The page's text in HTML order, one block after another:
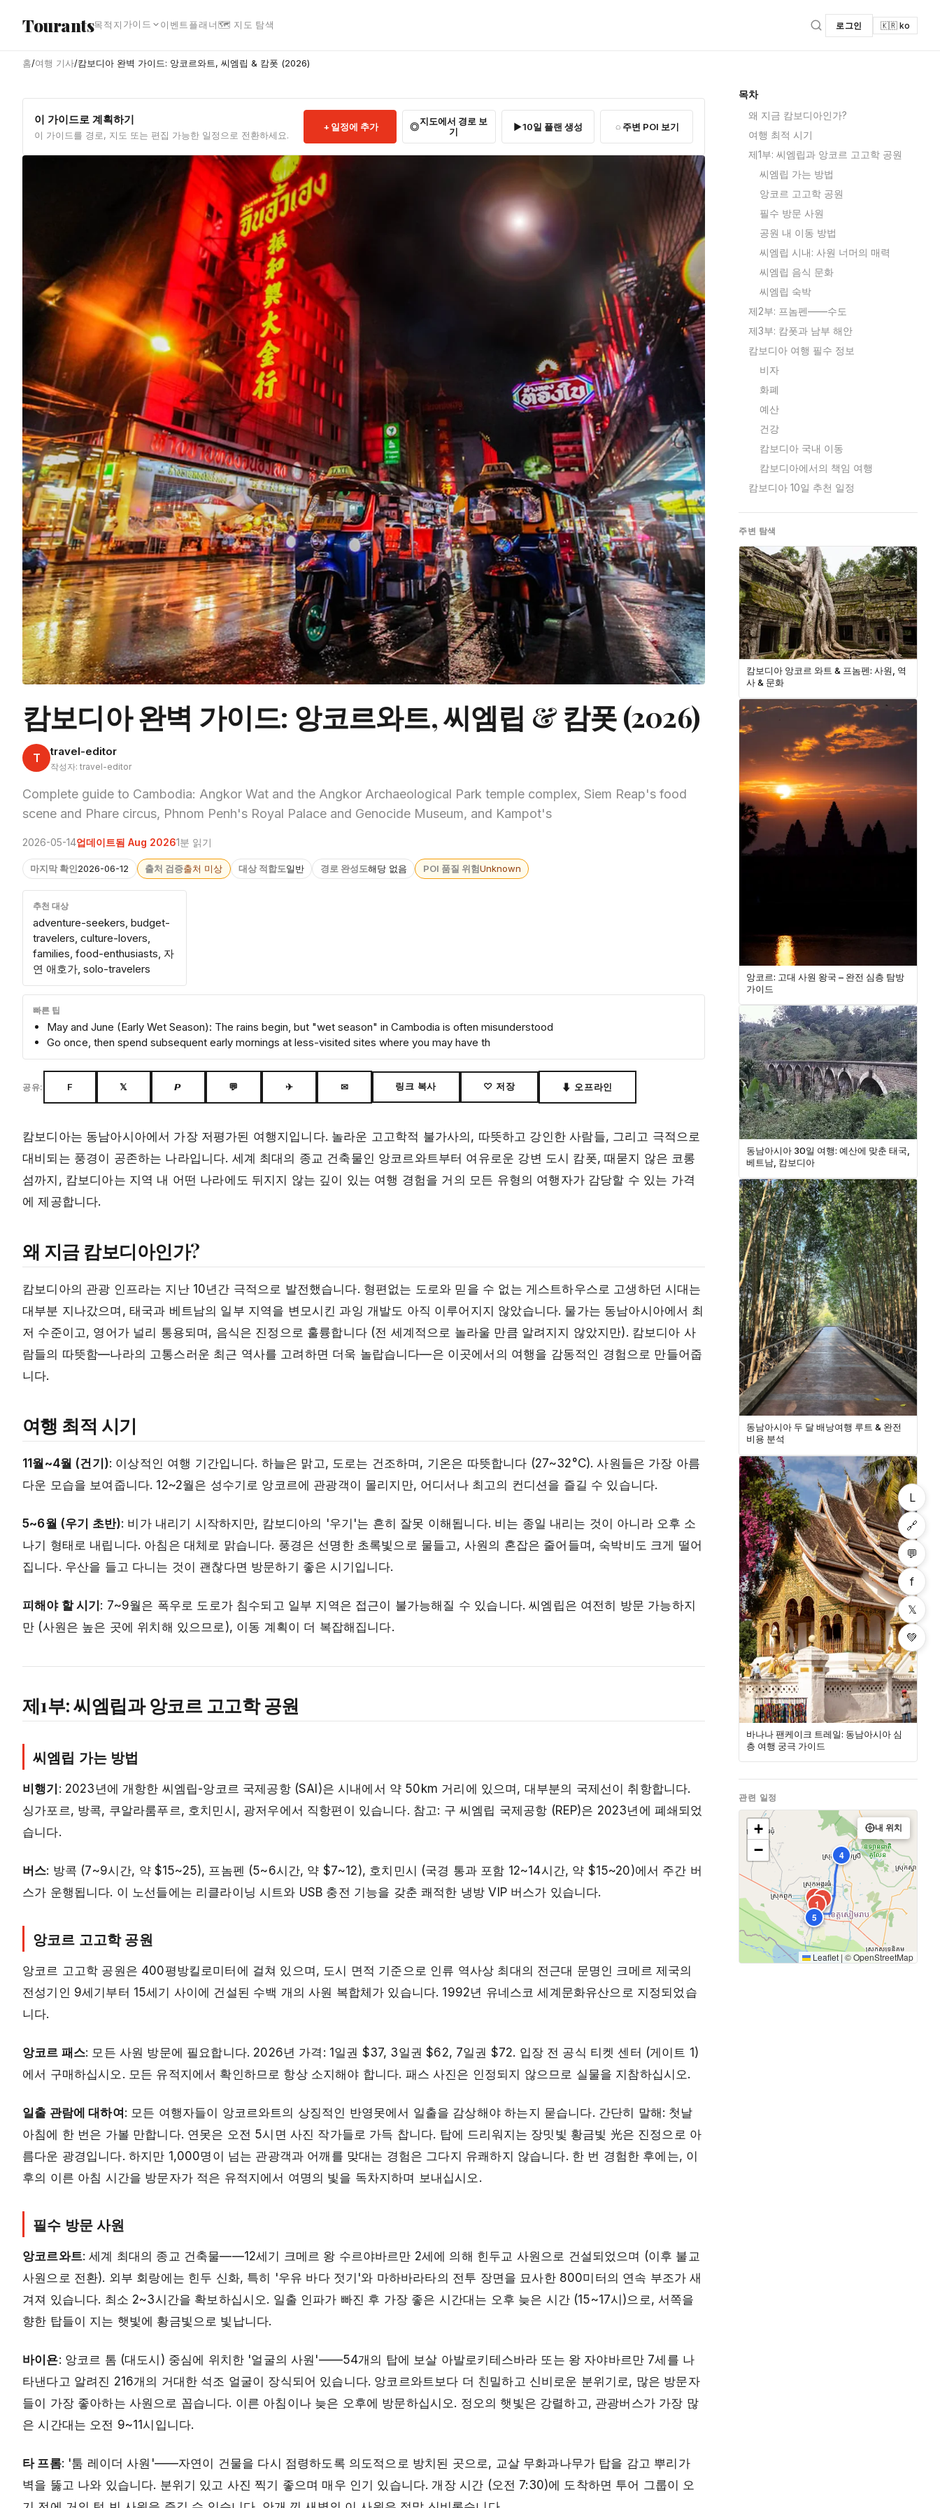
Tourants목적지 가이드 이벤트 플래너🗺 지도 탐색 로그인 🇰🇷 ko
홈/여행 기사/캄보디아 완벽 가이드: 앙코르와트, 씨엠립 & 캄폿 (2026)
이 가이드로 계획하기
이 가이드를 경로, 지도 또는 편집 가능한 일정으로 전환하세요.
일정에 추가
지도에서 경로 보
기
10일 플랜 생성 주변 POI 보기
캄보디아 완벽 가이드: 앙코르와트, 씨엠립 & 캄폿 (2026)
T travel-editor
작성자: travel-editor
Complete guide to Cambodia: Angkor Wat and the Angkor Archaeological Park temple complex, Siem Reap's food
scene and Phare circus, Phnom Penh's Royal Palace and Genocide Museum, and Kampot's
2026-05-14업데이트됨 Aug 20261분 읽기
마지막 확인2026-06-12 출처 검증출처 미상 대상 적합도일반 경로 완성도해당 없음 POI 품질 위험Unknown
추천 대상
adventure-seekers, budget-
travelers, culture-lovers,
families, food-enthusiasts, 자
연 애호가, solo-travelers
빠른 팁
May and June (Early Wet Season): The rains begin, but "wet season" in Cambodia is often misunderstood
Go once, then spend subsequent early mornings at less-visited sites where you may have th
공유: F 𝕏 𝙋 💬 ✈ ✉ 링크 복사 ♡ 저장 ⬇ 오프라인
캄보디아는 동남아시아에서 가장 저평가된 여행지입니다. 놀라운 고고학적 불가사의, 따뜻하고 강인한 사람들, 그리고 극적으로
대비되는 풍경이 공존하는 나라입니다. 세계 최대의 종교 건축물인 앙코르와트부터 여유로운 강변 도시 캄폿, 때묻지 않은 코롱
섬까지, 캄보디아는 지역 내 어떤 나라에도 뒤지지 않는 깊이 있는 여행 경험을 거의 모든 유형의 여행자가 감당할 수 있는 가격
에 제공합니다.
왜 지금 캄보디아인가?
캄보디아의 관광 인프라는 지난 10년간 극적으로 발전했습니다. 형편없는 도로와 믿을 수 없는 게스트하우스로 고생하던 시대는
대부분 지나갔으며, 태국과 베트남의 일부 지역을 변모시킨 과잉 개발도 아직 이루어지지 않았습니다. 물가는 동남아시아에서 최
저 수준이고, 영어가 널리 통용되며, 음식은 진정으로 훌륭합니다 (전 세계적으로 놀라울 만큼 알려지지 않았지만). 캄보디아 사
람들의 따뜻함—나라의 고통스러운 최근 역사를 고려하면 더욱 놀랍습니다—은 이곳에서의 여행을 감동적인 경험으로 만들어줍
니다.
여행 최적 시기
11월~4월 (건기): 이상적인 여행 기간입니다. 하늘은 맑고, 도로는 건조하며, 기온은 따뜻합니다 (27~32°C). 사원들은 가장 아름
다운 모습을 보여줍니다. 12~2월은 성수기로 앙코르에 관광객이 몰리지만, 어디서나 최고의 컨디션을 즐길 수 있습니다.
5~6월 (우기 초반): 비가 내리기 시작하지만, 캄보디아의 '우기'는 흔히 잘못 이해됩니다. 비는 종일 내리는 것이 아니라 오후 소
나기 형태로 내립니다. 아침은 대체로 맑습니다. 풍경은 선명한 초록빛으로 물들고, 사원의 혼잡은 줄어들며, 숙박비도 크게 떨어
집니다. 우산을 들고 다니는 것이 괜찮다면 방문하기 좋은 시기입니다.
피해야 할 시기: 7~9월은 폭우로 도로가 침수되고 일부 지역은 접근이 불가능해질 수 있습니다. 씨엠립은 여전히 방문 가능하지
만 (사원은 높은 곳에 위치해 있으므로), 이동 계획이 더 복잡해집니다.
제1부: 씨엠립과 앙코르 고고학 공원
씨엠립 가는 방법
비행기 : 2023년에 개항한 씨엠립-앙코르 국제공항 (SAI)은 시내에서 약 50km 거리에 있으며, 대부분의 국제선이 취항합니다.
싱가포르, 방콕, 쿠알라룸푸르, 호치민시, 광저우에서 직항편이 있습니다. 참고: 구 씨엠립 국제공항 (REP)은 2023년에 폐쇄되었
습니다.
버스: 방콕 (7~9시간, 약 $15~25), 프놈펜 (5~6시간, 약 $7~12), 호치민시 (국경 통과 포함 12~14시간, 약 $15~20)에서 주간 버
스가 운행됩니다. 이 노선들에는 리클라이닝 시트와 USB 충전 기능을 갖춘 쾌적한 냉방 VIP 버스가 있습니다.
앙코르 고고학 공원
앙코르 고고학 공원은 400평방킬로미터에 걸쳐 있으며, 도시 면적 기준으로 인류 역사상 최대의 전근대 문명인 크메르 제국의
전성기인 9세기부터 15세기 사이에 건설된 수백 개의 사원 복합체가 있습니다. 1992년 유네스코 세계문화유산으로 지정되었습
니다.
앙코르 패스: 모든 사원 방문에 필요합니다. 2026년 가격: 1일권 $37, 3일권 $62, 7일권 $72. 입장 전 공식 티켓 센터 (게이트 1)
에서 구매하십시오. 모든 유적지에서 확인하므로 항상 소지해야 합니다. 패스 사진은 인정되지 않으므로 실물을 지참하십시오.
일출 관람에 대하여: 모든 여행자들이 앙코르와트의 상징적인 반영못에서 일출을 감상해야 하는지 묻습니다. 간단히 말해: 첫날
아침에 한 번은 가볼 만합니다. 연못은 오전 5시면 사진 작가들로 가득 찹니다. 탑에 드리워지는 장밋빛 황금빛 光은 진정으로 아
름다운 광경입니다. 하지만 1,000명이 넘는 관광객과 어깨를 맞대는 경험은 그다지 유쾌하지 않습니다. 한 번 경험한 후에는, 이
후의 이른 아침 시간을 방문자가 적은 유적지에서 여명의 빛을 독차지하며 보내십시오.
필수 방문 사원
앙코르와트: 세계 최대의 종교 건축물——12세기 크메르 왕 수르야바르만 2세에 의해 힌두교 사원으로 건설되었으며 (이후 불교
사원으로 전환). 외부 회랑에는 힌두 신화, 특히 '우유 바다 젓기'와 마하바라타의 전투 장면을 묘사한 800미터의 연속 부조가 새
겨져 있습니다. 최소 2~3시간을 확보하십시오. 일출 인파가 빠진 후 가장 좋은 시간대는 오후 늦은 시간 (15~17시)으로, 서쪽을
향한 탑들이 지는 햇빛에 황금빛으로 빛납니다.
바이욘: 앙코르 톰 (대도시) 중심에 위치한 '얼굴의 사원'——54개의 탑에 보살 아발로키테스바라 또는 왕 자야바르만 7세를 나
타낸다고 알려진 216개의 거대한 석조 얼굴이 장식되어 있습니다. 앙코르와트보다 더 친밀하고 신비로운 분위기로, 많은 방문자
들이 가장 좋아하는 사원으로 꼽습니다. 이른 아침이나 늦은 오후에 방문하십시오. 정오의 햇빛은 강렬하고, 관광버스가 가장 많
은 시간대는 오전 9~11시입니다.
타 프롬: '툼 레이더 사원'——자연이 건물을 다시 점령하도록 의도적으로 방치된 곳으로, 교살 무화과나무가 탑을 감고 뿌리가
벽을 뚫고 나와 있습니다. 분위기 있고 사진 찍기 좋으며 매우 인기 있습니다. 개장 시간 (오전 7:30)에 도착하면 투어 그룹이 오
목차
왜 지금 캄보디아인가?
여행 최적 시기
제1부: 씨엠립과 앙코르 고고학 공원
씨엠립 가는 방법
앙코르 고고학 공원
필수 방문 사원
공원 내 이동 방법
씨엠립 시내: 사원 너머의 매력
씨엠립 음식 문화
씨엠립 숙박
제2부: 프놈펜——수도
제3부: 캄폿과 남부 해안
캄보디아 여행 필수 정보
비자
화폐
예산
건강
캄보디아 국내 이동
캄보디아에서의 책임 여행
캄보디아 10일 추천 일정
주변 탐색
캄보디아 앙코르 와트 & 프놈펜: 사원, 역
사 & 문화
앙코르: 고대 사원 왕국 – 완전 심층 탐방
가이드
동남아시아 30일 여행: 예산에 맞춘 태국,
베트남, 캄보디아
동남아시아 두 달 배낭여행 루트 & 완전
비용 분석
바나나 팬케이크 트레일: 동남아시아 심
층 여행 궁극 가이드
관련 일정
1
2 3
4
5
+
−
내 위치
Leaflet | ©OpenStreetMap
L
🔗
💬
f
𝕏
💚